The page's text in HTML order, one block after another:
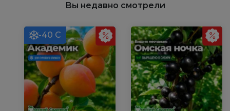
Вы недавно смотрели
-40 С